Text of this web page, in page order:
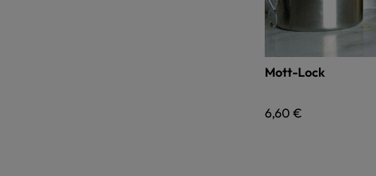
Mott-Lock
Regulärer Preis:
6,60 €